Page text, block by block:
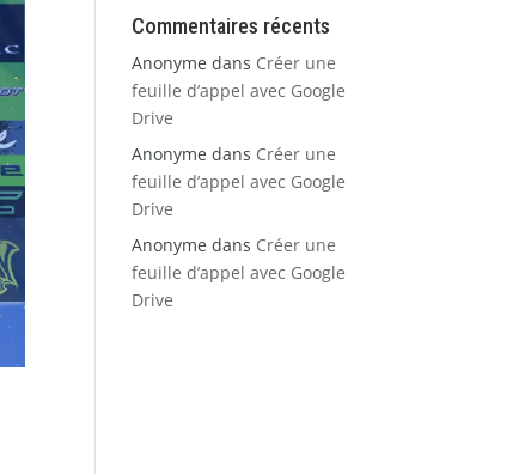
Commentaires récents
Anonyme dans Créer une
feuille d’appel avec Google
Drive
Anonyme dans Créer une
feuille d’appel avec Google
Drive
Anonyme dans Créer une
feuille d’appel avec Google
Drive